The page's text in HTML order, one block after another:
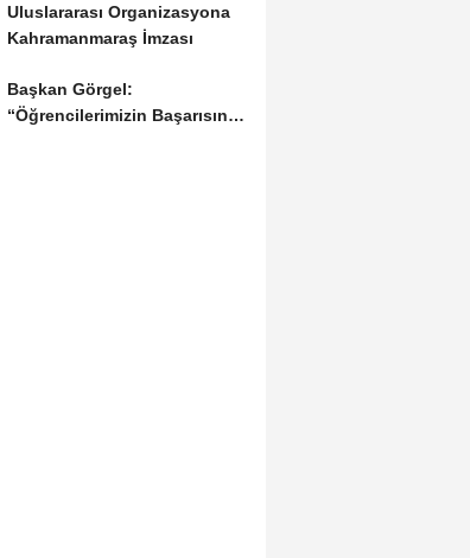
Uluslararası Organizasyona
Kahramanmaraş İmzası
Başkan Görgel:
“Öğrencilerimizin Başarısını